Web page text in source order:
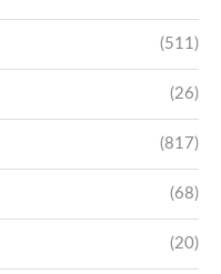
(511)
(26)
(817)
(68)
(20)